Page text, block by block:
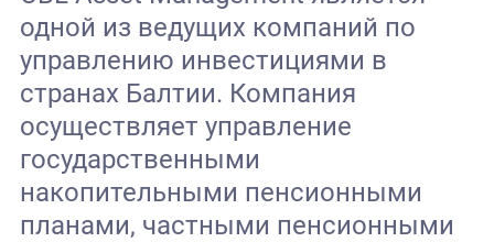
одной из ведущих компаний по
управлению инвестициями в
странах Балтии. Компания
осуществляет управление
государственными
накопительными пенсионными
планами, частными пенсионными